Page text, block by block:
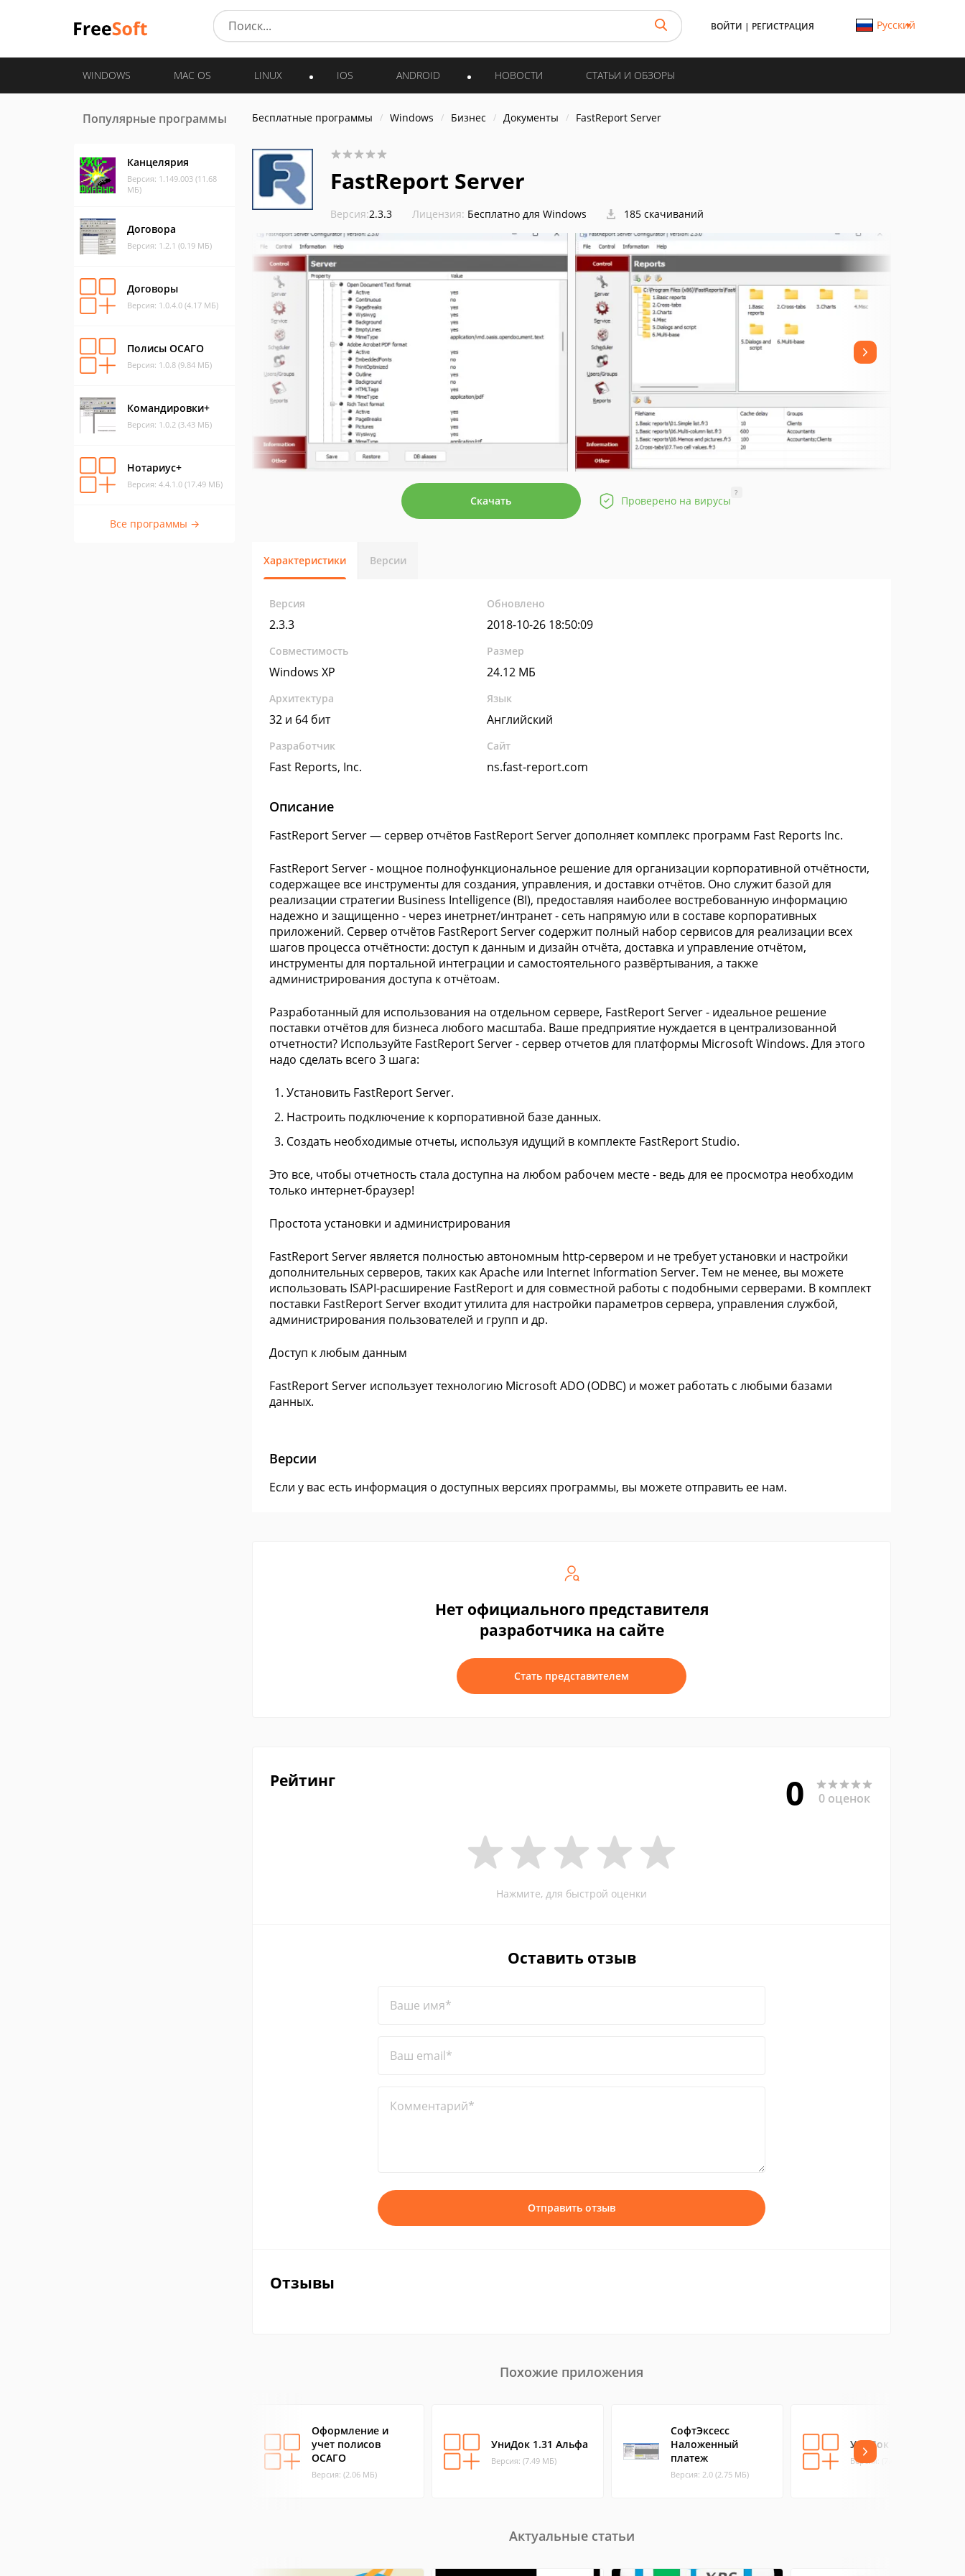
ВОЙТИ | РЕГИСТРАЦИЯ Русский
WINDOWS MAC OS LINUX IOS ANDROID НОВОСТИ СТАТЬИ И ОБЗОРЫ
Популярные программы
Канцелярия
Версия: 1.149.003 (11.68
МБ)
Договора
Версия: 1.2.1 (0.19 МБ)
Договоры
Версия: 1.0.4.0 (4.17 МБ)
Полисы ОСАГО
Версия: 1.0.8 (9.84 МБ)
Командировки+
Версия: 1.0.2 (3.43 МБ)
Нотариус+
Версия: 4.4.1.0 (17.49 МБ)
Все программы →
Бесплатные программы Windows Бизнес Документы FastReport Server
FastReport Server
Версия:2.3.3 Лицензия: Бесплатно для Windows 185 скачиваний
Скачать Проверено на вирусы
?
Характеристики Версии
Версия
2.3.3
Обновлено
2018-10-26 18:50:09
Совместимость
Windows XP
Размер
24.12 МБ
Архитектура
32 и 64 бит
Язык
Английский
Разработчик
Fast Reports, Inc.
Сайт
ns.fast-report.com
Описание
FastReport Server — сервер отчётов FastReport Server дополняет комплекс программ Fast Reports Inc.
FastReport Server - мощное полнофункциональное решение для организации корпоративной отчётности,
содержащее все инструменты для создания, управления, и доставки отчётов. Оно служит базой для
реализации стратегии Business Intelligence (BI), предоставляя наиболее востребованную информацию
надежно и защищенно - через инетрнет/интранет - сеть напрямую или в составе корпоративных
приложений. Сервер отчётов FastReport Server содержит полный набор сервисов для реализации всех
шагов процесса отчётности: доступ к данным и дизайн отчёта, доставка и управление отчётом,
инструменты для портальной интеграции и самостоятельного развёртывания, а также
администрирования доступа к отчётоам.
Разработанный для использования на отдельном сервере, FastReport Server - идеальное решение
поставки отчётов для бизнеса любого масштаба. Ваше предприятие нуждается в централизованной
отчетности? Используйте FastReport Server - сервер отчетов для платформы Microsoft Windows. Для этого
надо сделать всего 3 шага:
Установить FastReport Server.
Настроить подключение к корпоративной базе данных.
Создать необходимые отчеты, используя идущий в комплекте FastReport Studio.
Это все, чтобы отчетность стала доступна на любом рабочем месте - ведь для ее просмотра необходим
только интернет-браузер!
Простота установки и администрирования
FastReport Server является полностью автономным http-сервером и не требует установки и настройки
дополнительных серверов, таких как Apache или Internet Information Server. Тем не менее, вы можете
использовать ISAPI-расширение FastReport и для совместной работы с подобными серверами. В комплект
поставки FastReport Server входит утилита для настройки параметров сервера, управления службой,
администрирования пользователей и групп и др.
Доступ к любым данным
FastReport Server использует технологию Microsoft ADO (ODBC) и может работать с любыми базами
данных.
Версии
Если у вас есть информация о доступных версиях программы, вы можете отправить ее нам.
Нет официального представителя
разработчика на сайте
Стать представителем
Рейтинг 0 0 оценок
Нажмите, для быстрой оценки
Оставить отзыв
Ваше имя*
Ваш email*
Комментарий*
Отправить отзыв
Отзывы
Похожие приложения
Оформление и
учет полисов
ОСАГО
Версия: (2.06 МБ)
УниДок 1.31 Альфа
Версия: (7.49 МБ)
СофтЭксесс
Наложенный
платеж
Версия: 2.0 (2.75 МБ)
УниДок 1.33
Версия: (7.49 МБ)
Актуальные статьи